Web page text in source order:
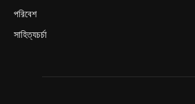
পরিবেশ
সাহিত্যচর্চা